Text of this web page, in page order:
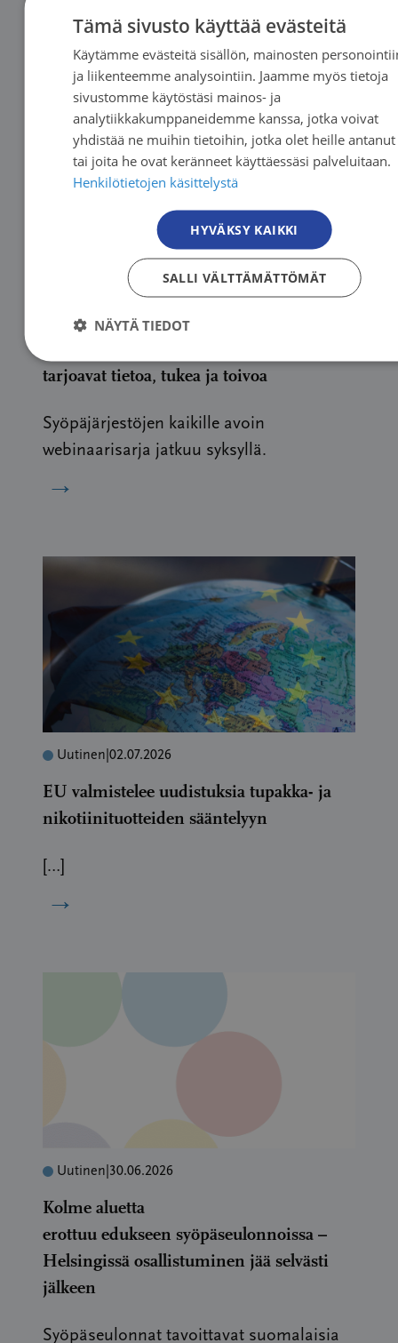
Lue lisää
tarjoavat tietoa, tukea ja toivoa
Syöpäjärjestöjen kaikille avoin
webinaarisarja jatkuu syksyllä.
→
Uutinen 02.07.2026
EU valmistelee uudistuksia tupakka- ja
nikotiinituotteiden sääntelyyn
[…]
→
Uutinen 30.06.2026
Kolme aluetta
erottuu edukseen syöpäseulonnoissa –
Helsingissä osallistuminen jää selvästi
jälkeen
Syöpäseulonnat tavoittavat suomalaisia
Tämä sivusto käyttää evästeitä
Käytämme evästeitä sisällön, mainosten
ja liikenteemme analysointiin. Jaamme myös tietoja
sivustomme käytöstäsi mainos- ja
analytiikkakumppaneidemme kanssa, jotka voivat
yhdistää ne muihin tietoihin, jotka olet heille antanut
tai joita he ovat keränneet käyttäessäsi palveluitaan.
Henkilötietojen käsittelystä
HYVÄKSY KAIKKI
SALLI VÄLTTÄMÄTTÖMÄT
NÄYTÄ TIEDOT